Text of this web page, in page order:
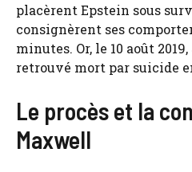
placèrent Epstein sous
consignèrent ses
minutes. Or, le 10 août
retrouvé mort par suicide
Le procès et la
Maxwell